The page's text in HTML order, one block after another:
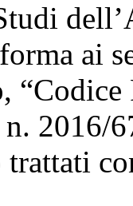
ai
“Codice
2016/
trattati